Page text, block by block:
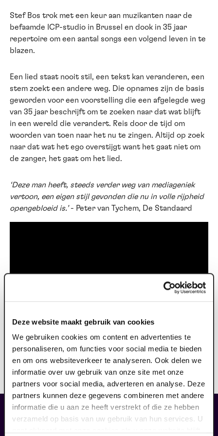
Deze website maakt gebruik van cookies
We gebruiken cookies om content en advertenties te
personaliseren, om functies voor social media te bieden
en om ons websiteverkeer te analyseren. Ook delen we
informatie over uw gebruik van onze site met onze
partners voor social media, adverteren en analyse. Deze
partners kunnen deze gegevens combineren met andere
informatie die u aan ze heeft verstrekt of die ze hebben
verzameld op basis van uw gebruik van hun services. U
Stef Bos trok met een keur aan muzikanten naar de
befaamde ICP-studio in Brussel en dook in 35 jaar
repertoire om een aantal songs een volgend leven in te
blazen.
Een lied staat nooit stil, een tekst kan veranderen, een
stem zoekt een andere weg. Die opnames zijn de basis
geworden voor een voorstelling die een afgelegde weg
van 35 jaar beschrijft om te zoeken naar dat wat blijft
in een wereld die verandert. Reis door de tijd om
woorden van toen naar het nu te zingen. Altijd op zoek
naar dat wat het ego overstijgt want het gaat niet om
de zanger, het gaat om het lied.
‘Deze man heeft, steeds verder weg van mediageniek
vertoon, een eigen stijl gevonden die nu in volle rijpheid
opengebloeid is.’- Peter van Tychem, De Standaard
liefhebbers bestelden ook...